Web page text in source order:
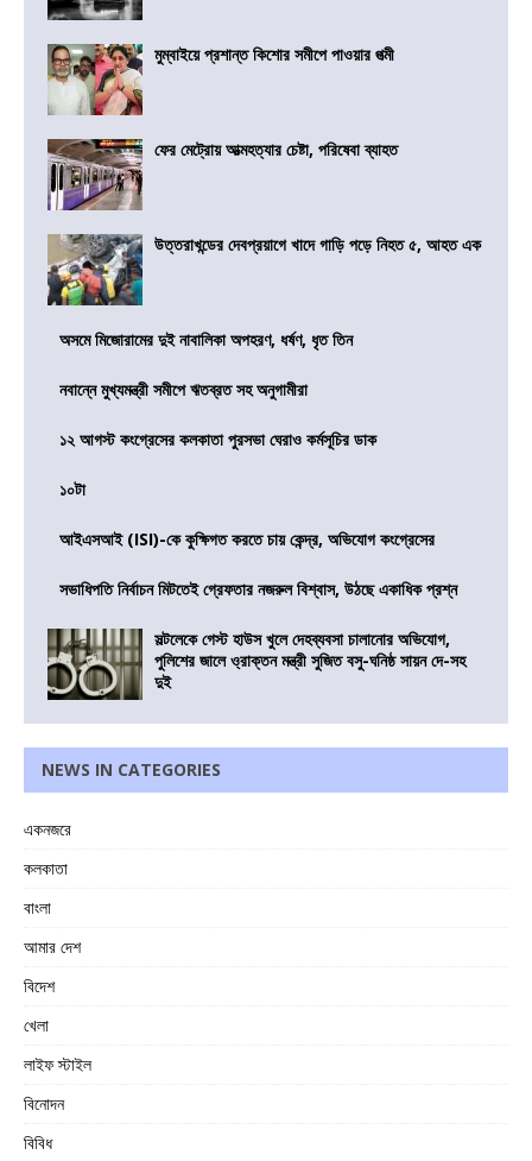
মুম্বাইয়ে প্রশান্ত কিশোর সমীপে পাওয়ার পত্মী
ফের মেট্রোয় আত্মহত্যার চেষ্টা, পরিষেবা ব্যাহত
উত্তরাখন্ডের দেবপ্রয়াগে খাদে গাড়ি পড়ে নিহত ৫, আহত এক
অসমে মিজোরামের দুই নাবালিকা অপহরণ, ধর্ষণ, ধৃত তিন
নবান্নে মুখ্যমন্ত্রী সমীপে ঋতব্রত সহ অনুগামীরা
১২ আগস্ট কংগ্রেসের কলকাতা পুরসভা ঘেরাও কর্মসূচির ডাক
১০টা
আইএসআই (ISI)-কে কুক্ষিগত করতে চায় কেন্দ্র, অভিযোগ কংগ্রেসের
সভাধিপতি নির্বাচন মিটতেই গ্রেফতার নজরুল বিশ্বাস, উঠছে একাধিক প্রশ্ন
সল্টলেকে গেস্ট হাউস খুলে দেহব্যবসা চালানোর অভিযোগ,
পুলিশের জালে ও্রাক্তন মন্ত্রী সুজিত বসু-ঘনিষ্ঠ সায়ন দে-সহ
দুই
NEWS IN CATEGORIES
একনজরে
কলকাতা
বাংলা
আমার দেশ
বিদেশ
খেলা
লাইফ স্টাইল
বিনোদন
বিবিধ